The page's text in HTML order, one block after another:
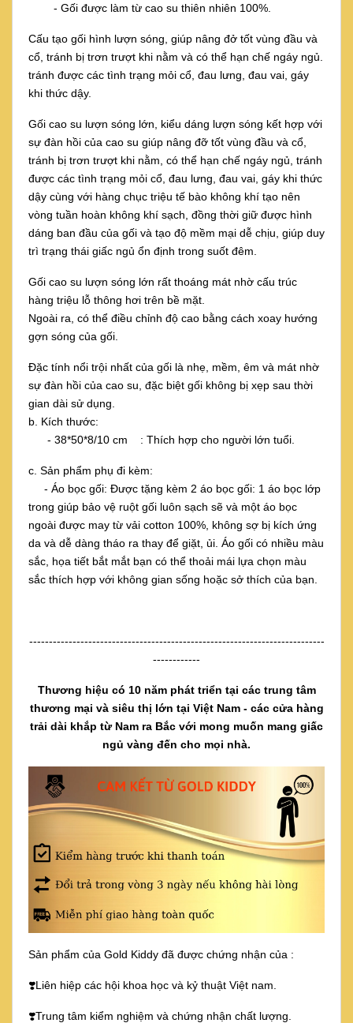
- Gối được làm từ cao su thiên nhiên 100%.
Cấu tạo gối hình lượn sóng, giúp nâng đở tốt vùng đầu và
cổ, tránh bị trơn trượt khi nằm và có thể hạn chế ngáy ngủ.
tránh được các tình trạng mỏi cổ, đau lưng, đau vai, gáy
khi thức dậy.
Gối cao su lượn sóng lớn, kiểu dáng lượn sóng kết hợp với
sự đàn hồi của cao su giúp nâng đỡ tốt vùng đầu và cổ,
tránh bị trơn trượt khi nằm, có thể hạn chế ngáy ngủ, tránh
được các tình trạng mỏi cổ, đau lưng, đau vai, gáy khi thức
dậy cùng với hàng chục triệu tế bào không khí tạo nên
vòng tuần hoàn không khí sạch, đồng thời giữ được hình
dáng ban đầu của gối và tạo độ mềm mại dễ chịu, giúp duy
trì trạng thái giấc ngủ ổn định trong suốt đêm.
Gối cao su lượn sóng lớn rất thoáng mát nhờ cấu trúc
hàng triệu lỗ thông hơi trên bề mặt.
Ngoài ra, có thể điều chỉnh độ cao bằng cách xoay hướng
gợn sóng của gối.
Đặc tính nổi trội nhất của gối là nhẹ, mềm, êm và mát nhờ
sự đàn hồi của cao su, đặc biệt gối không bị xẹp sau thời
gian dài sử dụng.
b. Kích thước:
- 38*50*8/10 cm : Thích hợp cho người lớn tuổi.
c. Sản phẩm phụ đi kèm:
- Áo bọc gối: Được tặng kèm 2 áo bọc gối: 1 áo bọc lớp
trong giúp bảo vệ ruột gối luôn sạch sẽ và một áo bọc
ngoài được may từ vải cotton 100%, không sợ bị kích ứng
da và dễ dàng tháo ra thay để giặt, ủi. Áo gối có nhiều màu
sắc, họa tiết bắt mắt bạn có thể thoải mái lựa chọn màu
sắc thích hợp với không gian sống hoặc sở thích của bạn.
---------------------------------------------------------------------------
------------
Thương hiệu có 10 năm phát triển tại các trung tâm
thương mại và siêu thị lớn tại Việt Nam - các cửa hàng
trải dài khắp từ Nam ra Bắc với mong muốn mang giấc
ngủ vàng đến cho mọi nhà.
Sản phẩm của Gold Kiddy đã được chứng nhận của :
❣️Liên hiệp các hội khoa học và kỷ thuật Việt nam.
❣️Trung tâm kiểm nghiệm và chứng nhận chất lượng.